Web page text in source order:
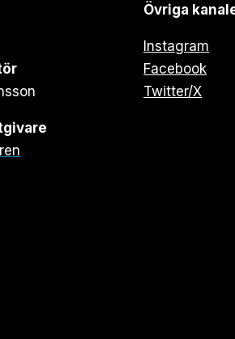
Övriga
Instagram
Facebook
Twitter/X